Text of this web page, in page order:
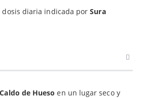
dosis diaria indicada porSura
de Hueso en un lugar seco y